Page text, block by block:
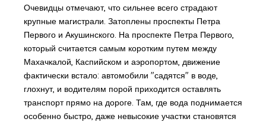
Очевидцы отмечают, что сильнее всего страдают
крупные магистрали. Затоплены проспекты Петра
Первого и Акушинского. На проспекте Петра Первого,
который считается самым коротким путем между
Махачкалой, Каспийском и аэропортом, движение
фактически встало: автомобили "садятся" в воде,
глохнут, и водителям порой приходится оставлять
транспорт прямо на дороге. Там, где вода поднимается
особенно быстро, даже невысокие участки становятся